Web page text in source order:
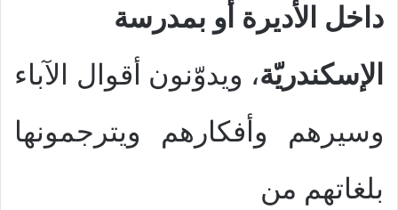
داخل الأديرة أو بمدرسة
الإسكندريّة، ويدوّنون أقوال الآباء
وسيرهم وأفكارهم ويترجمونها
بلغاتهم من